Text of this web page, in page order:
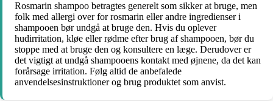
Rosmarin shampoo betragtes generelt som sikker at bruge, men
folk med allergi over for rosmarin eller andre ingredienser i
shampooen bør undgå at bruge den. Hvis du oplever
hudirritation, kløe eller rødme efter brug af shampooen, bør du
stoppe med at bruge den og konsultere en læge. Derudover er
det vigtigt at undgå shampooens kontakt med øjnene, da det kan
forårsage irritation. Følg altid de anbefalede
anvendelsesinstruktioner og brug produktet som anvist.